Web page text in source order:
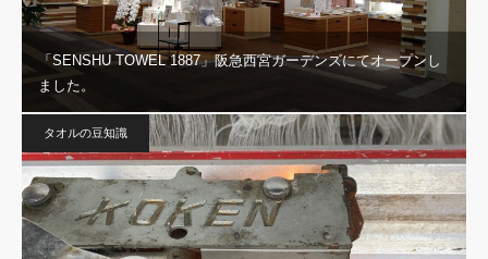
「SENSHU TOWEL 1887」阪急西宮ガーデンズにてオープンし
ました。
タオルの豆知識